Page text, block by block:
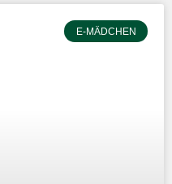
E-MÄDCHEN